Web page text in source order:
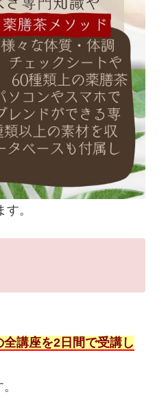
。
講座を2日間で受講し